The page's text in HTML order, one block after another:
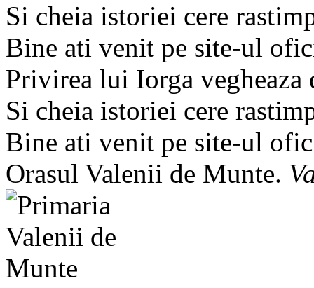
Si cheia istoriei cere
Bine ati venit pe site-ul
Privirea lui Iorga
Si cheia istoriei cere
Bine ati venit pe site-ul
Orasul Valenii de Munte.